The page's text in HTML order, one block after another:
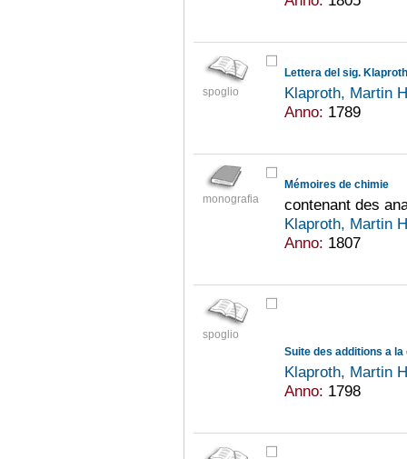
spoglio
Klaproth, Martin
Anno: 1789
monografia
Mémoires de chimie
contenant des
Klaproth, Martin
Anno: 1807
spoglio
Suite des additions a
Klaproth, Martin
Anno: 1798